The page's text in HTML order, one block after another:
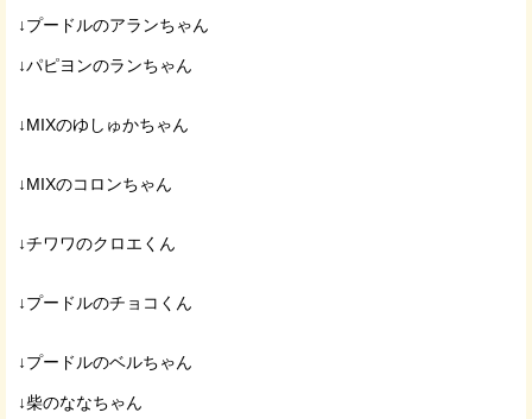
↓プードルのアランちゃん
↓パピヨンのランちゃん
↓MIXのゆしゅかちゃん
↓MIXのコロンちゃん
↓チワワのクロエくん
↓プードルのチョコくん
↓プードルのベルちゃん
↓柴のななちゃん